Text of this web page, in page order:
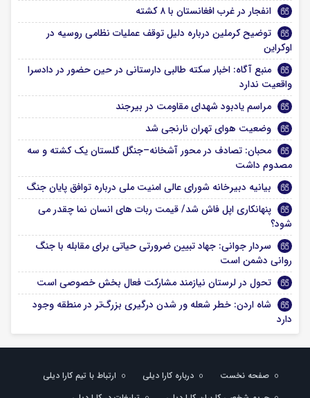
انفجار در غرب افغانستان با ۸ کشته
توضیح کرملین درباره دلیل توقف عملیات نظامی روسیه در
اوکراین
منبع آگاه: اخبار سکته طالبی دارستانی در حین حضور در دادسرا
واقعیت ندارد
مراسم یادبود شهدای مقاومت در بیرجند
وضعیت هوای تهران نارنجی شد
محبان: تصادف در محور آشخانه–جنگل گلستان یک کشته و سه
مصدوم داشت
بیانیه دبیرخانه شورای عالی امنیت ملی درباره توافق پایان جنگ
پنهانکاری اپل فاش شد/ قیمت ربات های انسان نما چقدر می
شود؟
سردار جوانی: جهاد تبیین ضرورتی حیاتی برای مقابله با جنگ
روانی دشمن است
تحول در لرستان نیازمند مشارکت فعال بخش خصوصی است
شاه اردن: خطر شعله ور شدن درگیری بزرگ‌تر در منطقه وجود
دارد
صفحه نخست درباره کارا دیلی
ارتباط با تیم کارا دیلی